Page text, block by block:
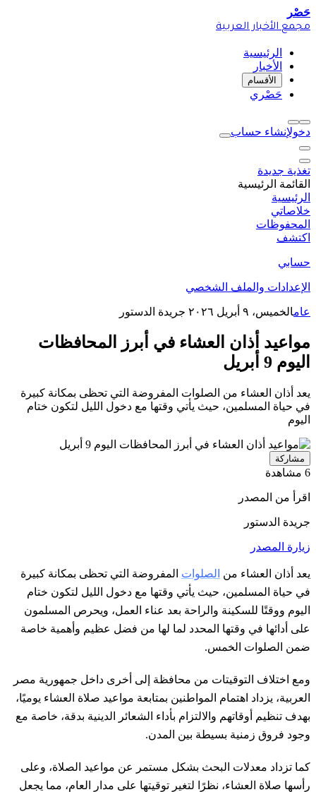
حَصْر
مجمع الأخبار العربية
الرئيسية
الأخبار
الأقسام
حَصْري
دخولإنشاء حساب
تغذية جديدة
القائمة الرئيسية
الرئيسية
خلاصاتي
المحفوظات
اكتشف
حسابي
الإعدادات والملف الشخصي
عامالخميس، ٩ أبريل ٢٠٢٦ جريدة الدستور
مواعيد أذان العشاء في أبرز المحافظات
اليوم 9 أبريل
يعد أذان العشاء من الصلوات المفروضة التي تحظى بمكانة كبيرة
في حياة المسلمين، حيث يأتي وقتها مع دخول الليل لتكون ختام
اليوم
مشاركة
6 مشاهدة
اقرأ من المصدر
جريدة الدستور
زيارة المصدر
يعد أذان العشاء من الصلوات المفروضة التي تحظى بمكانة كبيرة
في حياة المسلمين، حيث يأتي وقتها مع دخول الليل لتكون ختام
اليوم ووقتًا للسكينة والراحة بعد عناء العمل، ويحرص المسلمون
على أدائها في وقتها المحدد لما لها من فضل عظيم وأهمية خاصة
ضمن الصلوات الخمس.
ومع اختلاف التوقيتات من محافظة إلى أخرى داخل جمهورية مصر
العربية، يزداد اهتمام المواطنين بمتابعة مواعيد صلاة العشاء يوميًا،
بهدف تنظيم أوقاتهم والالتزام بأداء الشعائر الدينية بدقة، خاصة مع
وجود فروق زمنية بسيطة بين المدن.
كما تزداد معدلات البحث بشكل مستمر عن مواعيد الصلاة، وعلى
رأسها صلاة العشاء، نظرًا لتغير توقيتها على مدار العام، مما يجعل